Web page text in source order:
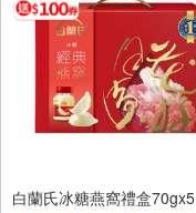
白蘭氏冰糖燕窩禮盒70gx5